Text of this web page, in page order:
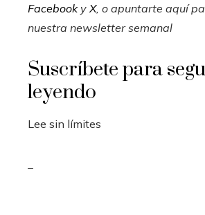
Facebooky X, o apuntarte aquí
nuestra newsletter semanal
Suscríbete para
leyendo
Lee sin límites